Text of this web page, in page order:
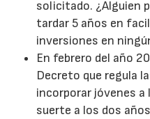
solicitado. ¿Alguien
tardar 5 años en
inversiones en
En febrero del año
Decreto que regula
incorporar jóvenes a
suerte a los dos